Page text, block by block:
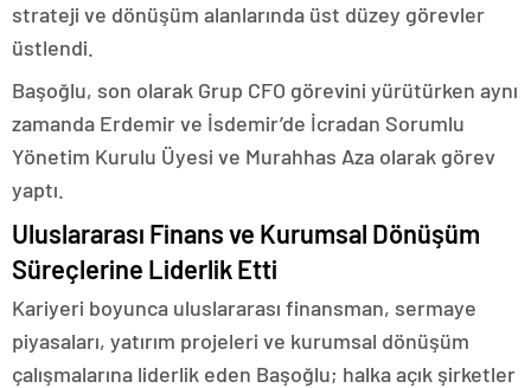
strateji ve dönüşüm alanlarında üst düzey görevler
üstlendi.
Başoğlu, son olarak Grup CFO görevini yürütürken aynı
zamanda Erdemir ve İsdemir’de İcradan Sorumlu
Yönetim Kurulu Üyesi ve Murahhas Aza olarak görev
yaptı.
Uluslararası Finans ve Kurumsal Dönüşüm
Süreçlerine Liderlik Etti
Kariyeri boyunca uluslararası finansman, sermaye
piyasaları, yatırım projeleri ve kurumsal dönüşüm
çalışmalarına liderlik eden Başoğlu; halka açık şirketler